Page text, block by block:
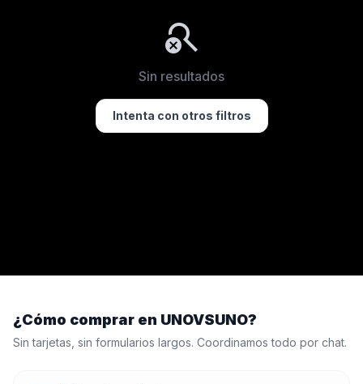
search_off
Sin resultados
Intenta con otros filtros
¿Cómo comprar en UNOVSUNO?
Sin tarjetas, sin formularios largos. Coordinamos todo por chat.